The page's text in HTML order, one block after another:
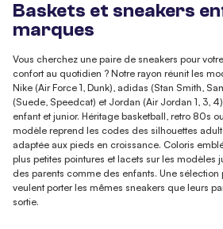
Baskets et sneakers
marques
Vous cherchez une paire de sneakers pour
confort au quotidien ? Notre rayon réunit les
Nike (Air Force 1, Dunk), adidas (Stan Smith,
(Suede, Speedcat) et Jordan (Air Jordan 1, 3,
enfant et junior. Héritage basketball, retro 80s
modèle reprend les codes des silhouettes
adaptée aux pieds en croissance. Coloris
plus petites pointures et lacets sur les modèles
des parents comme des enfants. Une
veulent porter les mêmes sneakers que leurs
sortie.